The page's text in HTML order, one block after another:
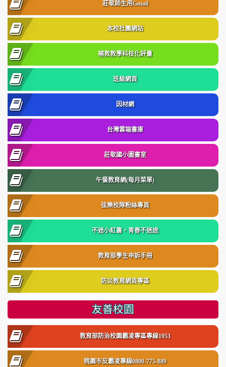
莊敬師生用Gmail
本校社團網站
補救教學科技化評量
班級網頁
因材網
台灣雲端書庫
莊敬國小圖書室
午餐教育網(每月菜單)
弦樂校隊粉絲專頁
不迷小紅書，青春不迷途
教育部學生申訴手冊
防災教育網頁專區
友善校園
教育部防治校園霸凌專區專線1953
桃園市反霸凌專線0800-775-889